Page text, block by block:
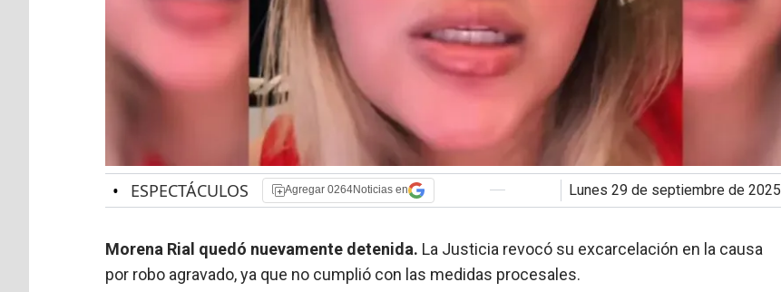
• ESPECTÁCULOS Agregar 0264Noticias en lunes 29 de septiembre de 2025
Morena Rial quedó nuevamente detenida. La Justicia revocó su excarcelación en la causa
por robo agravado, ya que no cumplió con las medidas procesales.